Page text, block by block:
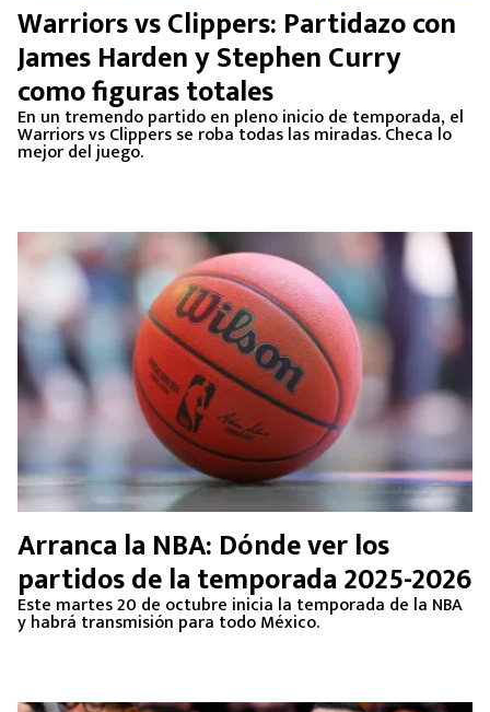
Warriors vs Clippers: Partidazo con
James Harden y Stephen Curry
como figuras totales
En un tremendo partido en pleno inicio de temporada, el
Warriors vs Clippers se roba todas las miradas. Checa lo
mejor del juego.
Arranca la NBA: Dónde ver los
partidos de la temporada 2025-2026
Este martes 20 de octubre inicia la temporada de la NBA
y habrá transmisión para todo México.